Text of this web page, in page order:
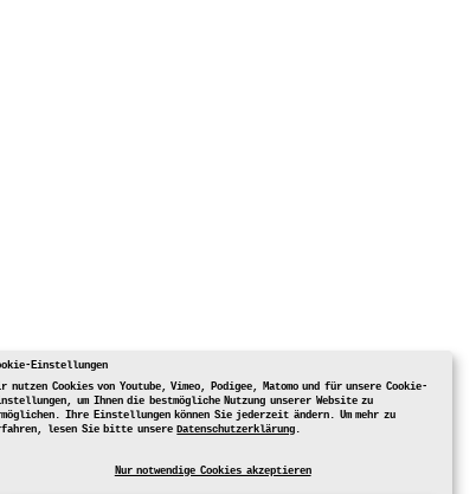
Einstellungen
nutzen Cookies von Youtube, Vimeo, Podigee, Matomo und für unsere Cookie-
um Ihnen die bestmögliche Nutzung unserer Website zu
Ihre Einstellungen können Sie jederzeit ändern. Um mehr zu
lesen Sie bitte unsereDatenschutzerklärung.
Nur notwendige Cookies akzeptieren